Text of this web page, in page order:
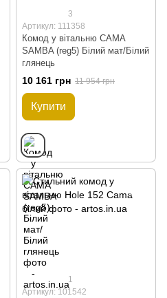
3
Артикул: 111358
Комод у вітальню CAMA
SAMBA (reg5) Білий мат/Білий
глянець
10 161 грн 11 954 грн
Купити
1
Артикул: 101542